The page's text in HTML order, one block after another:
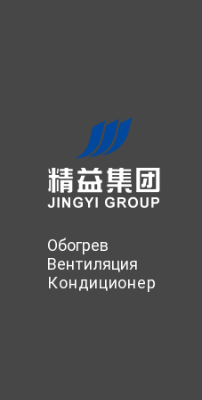
Обогрев
Вентиляция
Кондиционер